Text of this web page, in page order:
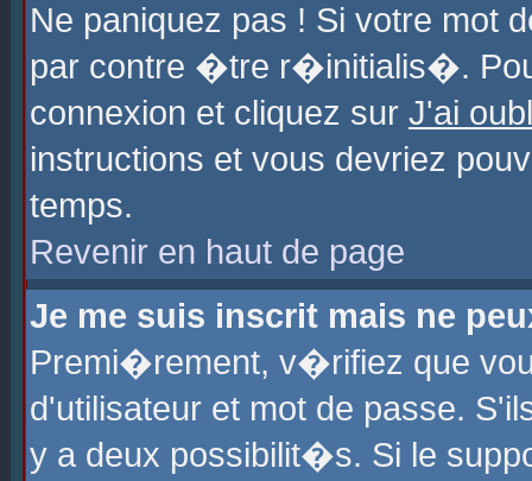
Ne paniquez pas ! Si votre
par contre �tre r�initialis�.
connexion et cliquez sur J'ai
instructions et vous devriez
temps.
Revenir en haut de page
Je me suis inscrit mais ne
Premi�rement, v�rifiez que
d'utilisateur et mot de passe.
y a deux possibilit�s. Si le